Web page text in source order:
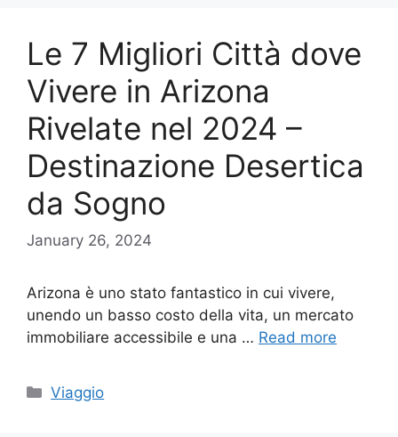
Le 7 Migliori Città dove
Vivere in Arizona
Rivelate nel 2024 –
Destinazione Desertica
da Sogno
January 26, 2024
Arizona è uno stato fantastico in cui vivere,
unendo un basso costo della vita, un mercato
immobiliare accessibile e una … Read more
Categories
Viaggio